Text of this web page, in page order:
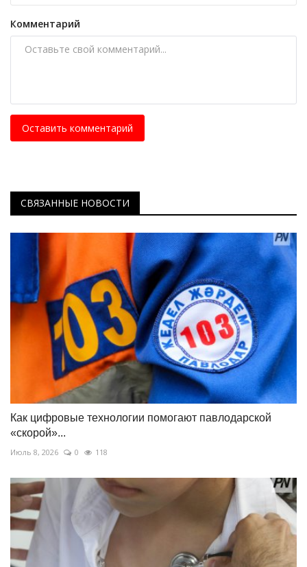
Комментарий
Оставить комментарий
СВЯЗАННЫЕ НОВОСТИ
Как цифровые технологии помогают павлодарской
«скорой»...
Июль 8, 2026 0 118